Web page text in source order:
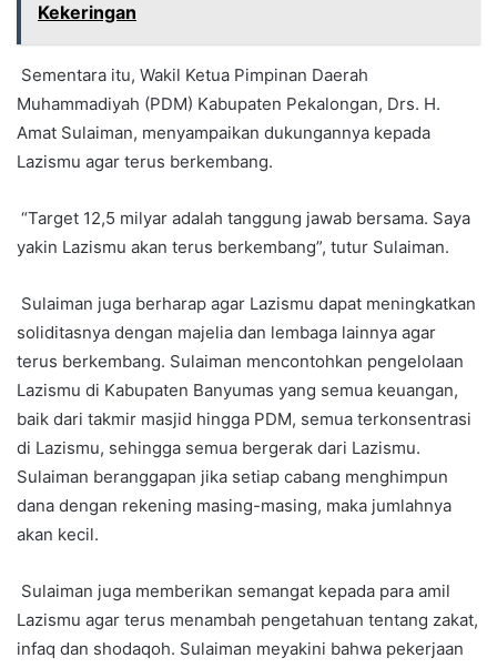
Kekeringan
Sementara itu, Wakil Ketua Pimpinan Daerah
Muhammadiyah (PDM) Kabupaten Pekalongan, Drs. H.
Amat Sulaiman, menyampaikan dukungannya kepada
Lazismu agar terus berkembang.
“Target 12,5 milyar adalah tanggung jawab bersama. Saya
yakin Lazismu akan terus berkembang”, tutur Sulaiman.
Sulaiman juga berharap agar Lazismu dapat meningkatkan
soliditasnya dengan majelia dan lembaga lainnya agar
terus berkembang. Sulaiman mencontohkan pengelolaan
Lazismu di Kabupaten Banyumas yang semua keuangan,
baik dari takmir masjid hingga PDM, semua terkonsentrasi
di Lazismu, sehingga semua bergerak dari Lazismu.
Sulaiman beranggapan jika setiap cabang menghimpun
dana dengan rekening masing-masing, maka jumlahnya
akan kecil.
Sulaiman juga memberikan semangat kepada para amil
Lazismu agar terus menambah pengetahuan tentang zakat,
infaq dan shodaqoh. Sulaiman meyakini bahwa pekerjaan